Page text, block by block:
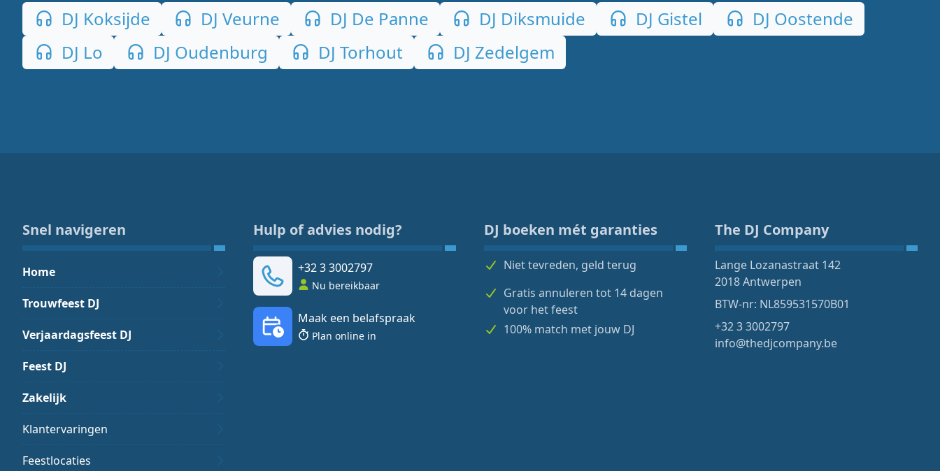
DJ Koksijde
DJ Veurne DJ De Panne DJ Diksmuide DJ Gistel
DJ Oostende
DJ Lo
DJ Oudenburg DJ Torhout DJ Zedelgem
Snel navigeren
Home
Trouwfeest DJ
Verjaardagsfeest DJ
Feest DJ
Zakelijk
Klantervaringen
Feestlocaties
Hulp of advies nodig?
+32 3 3002797
Nu bereikbaar
Maak een belafspraak
Plan online in
DJ boeken mét garanties
Niet tevreden, geld terug
Gratis annuleren tot 14 dagen
voor het feest
100% match met jouw DJ
The DJ Company
Lange Lozanastraat 142
2018 Antwerpen
BTW-nr: NL859531570B01
+32 3 3002797
info@thedjcompany.be